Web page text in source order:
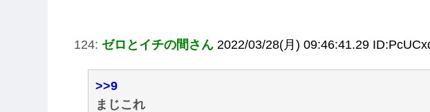
124: ゼロとイチの間さん 2022/03/28(月) 09:46:41.29
>>9
まじこれ